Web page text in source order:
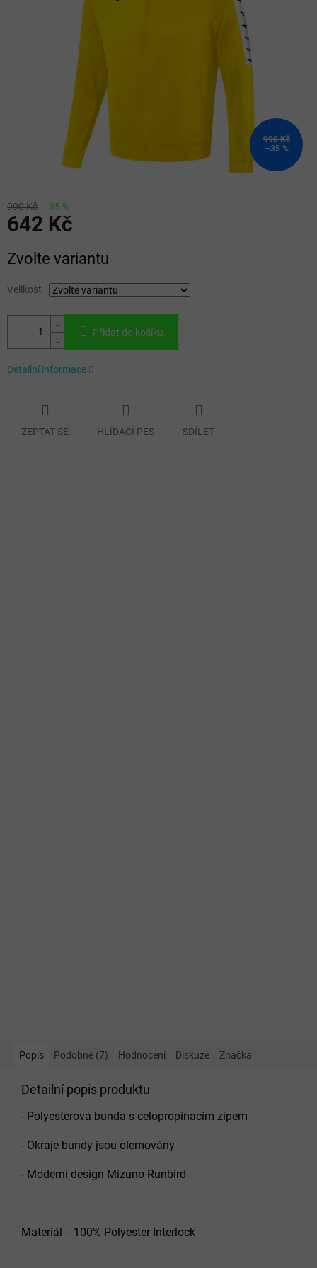
hvězdiček.
990 Kč
–35 %
990 Kč –35 %
642 Kč
cena:
Zvolte variantu
Velikost
Přidat do košíku
Detailní informace
ZEPTAT SE HLÍDACÍ PES SDÍLET
Popis Podobné (7) Hodnocení Diskuze Značka
Detailní popis produktu
- Polyesterová bunda s celopropínacím zipem
- Okraje bundy jsou olemovány
- Moderní design Mizuno Runbird
Materiál - 100% Polyester Interlock